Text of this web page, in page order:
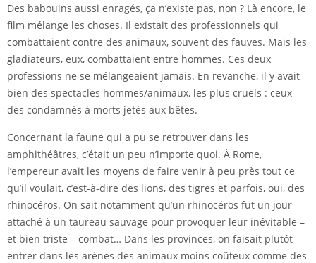
Des babouins aussi enragés, ça n’existe pas, non ? Là encore, le
film mélange les choses. Il existait des professionnels qui
combattaient contre des animaux, souvent des fauves. Mais les
gladiateurs, eux, combattaient entre hommes. Ces deux
professions ne se mélangeaient jamais. En revanche, il y avait
bien des spectacles hommes/animaux, les plus cruels : ceux
des condamnés à morts jetés aux bêtes.
Concernant la faune qui a pu se retrouver dans les
amphithéâtres, c’était un peu n’importe quoi. À Rome,
l’empereur avait les moyens de faire venir à peu près tout ce
qu’il voulait, c’est-à-dire des lions, des tigres et parfois, oui, des
rhinocéros. On sait notamment qu’un rhinocéros fut un jour
attaché à un taureau sauvage pour provoquer leur inévitable –
et bien triste – combat… Dans les provinces, on faisait plutôt
entrer dans les arènes des animaux moins coûteux comme des